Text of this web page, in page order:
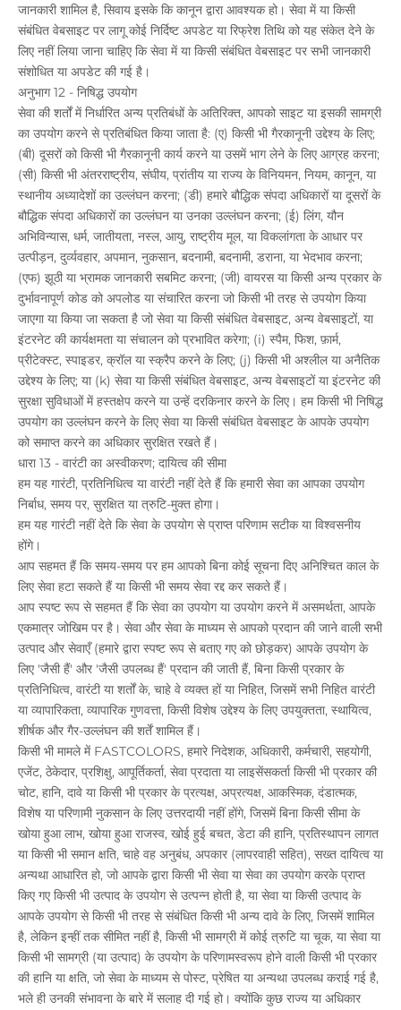
जानकारी शामिल है, सिवाय इसके कि कानून द्वारा आवश्यक हो। सेवा में या किसी
संबंधित वेबसाइट पर लागू कोई निर्दिष्ट अपडेट या रिफ्रेश तिथि को यह संकेत देने के
लिए नहीं लिया जाना चाहिए कि सेवा में या किसी संबंधित वेबसाइट पर सभी जानकारी
संशोधित या अपडेट की गई है।
अनुभाग 12 - निषिद्ध उपयोग
सेवा की शर्तों में निर्धारित अन्य प्रतिबंधों के अतिरिक्त, आपको साइट या इसकी सामग्री
का उपयोग करने से प्रतिबंधित किया जाता है: (ए) किसी भी गैरकानूनी उद्देश्य के लिए;
(बी) दूसरों को किसी भी गैरकानूनी कार्य करने या उसमें भाग लेने के लिए आग्रह करना;
(सी) किसी भी अंतरराष्ट्रीय, संघीय, प्रांतीय या राज्य के विनियमन, नियम, कानून, या
स्थानीय अध्यादेशों का उल्लंघन करना; (डी) हमारे बौद्धिक संपदा अधिकारों या दूसरों के
बौद्धिक संपदा अधिकारों का उल्लंघन या उनका उल्लंघन करना; (ई) लिंग, यौन
अभिविन्यास, धर्म, जातीयता, नस्ल, आयु, राष्ट्रीय मूल, या विकलांगता के आधार पर
उत्पीड़न, दुर्व्यवहार, अपमान, नुकसान, बदनामी, बदनामी, डराना, या भेदभाव करना;
(एफ) झूठी या भ्रामक जानकारी सबमिट करना; (जी) वायरस या किसी अन्य प्रकार के
दुर्भावनापूर्ण कोड को अपलोड या संचारित करना जो किसी भी तरह से उपयोग किया
जाएगा या किया जा सकता है जो सेवा या किसी संबंधित वेबसाइट, अन्य वेबसाइटों, या
इंटरनेट की कार्यक्षमता या संचालन को प्रभावित करेगा; (i) स्पैम, फिश, फ़ार्म,
प्रीटेक्स्ट, स्पाइडर, क्रॉल या स्क्रैप करने के लिए; (j) किसी भी अश्लील या अनैतिक
उद्देश्य के लिए; या (k) सेवा या किसी संबंधित वेबसाइट, अन्य वेबसाइटों या इंटरनेट की
सुरक्षा सुविधाओं में हस्तक्षेप करने या उन्हें दरकिनार करने के लिए। हम किसी भी निषिद्ध
उपयोग का उल्लंघन करने के लिए सेवा या किसी संबंधित वेबसाइट के आपके उपयोग
को समाप्त करने का अधिकार सुरक्षित रखते हैं।
धारा 13 - वारंटी का अस्वीकरण; दायित्व की सीमा
हम यह गारंटी, प्रतिनिधित्व या वारंटी नहीं देते हैं कि हमारी सेवा का आपका उपयोग
निर्बाध, समय पर, सुरक्षित या त्रुटि-मुक्त होगा।
हम यह गारंटी नहीं देते कि सेवा के उपयोग से प्राप्त परिणाम सटीक या विश्वसनीय
होंगे।
आप सहमत हैं कि समय-समय पर हम आपको बिना कोई सूचना दिए अनिश्चित काल के
लिए सेवा हटा सकते हैं या किसी भी समय सेवा रद्द कर सकते हैं।
आप स्पष्ट रूप से सहमत हैं कि सेवा का उपयोग या उपयोग करने में असमर्थता, आपके
एकमात्र जोखिम पर है। सेवा और सेवा के माध्यम से आपको प्रदान की जाने वाली सभी
उत्पाद और सेवाएँ (हमारे द्वारा स्पष्ट रूप से बताए गए को छोड़कर) आपके उपयोग के
लिए 'जैसी हैं' और 'जैसी उपलब्ध हैं' प्रदान की जाती हैं, बिना किसी प्रकार के
प्रतिनिधित्व, वारंटी या शर्तों के, चाहे वे व्यक्त हों या निहित, जिसमें सभी निहित वारंटी
या व्यापारिकता, व्यापारिक गुणवत्ता, किसी विशेष उद्देश्य के लिए उपयुक्तता, स्थायित्व,
शीर्षक और गैर-उल्लंघन की शर्तें शामिल हैं।
किसी भी मामले में FASTCOLORS, हमारे निदेशक, अधिकारी, कर्मचारी, सहयोगी,
एजेंट, ठेकेदार, प्रशिक्षु, आपूर्तिकर्ता, सेवा प्रदाता या लाइसेंसकर्ता किसी भी प्रकार की
चोट, हानि, दावे या किसी भी प्रकार के प्रत्यक्ष, अप्रत्यक्ष, आकस्मिक, दंडात्मक,
विशेष या परिणामी नुकसान के लिए उत्तरदायी नहीं होंगे, जिसमें बिना किसी सीमा के
खोया हुआ लाभ, खोया हुआ राजस्व, खोई हुई बचत, डेटा की हानि, प्रतिस्थापन लागत
या किसी भी समान क्षति, चाहे वह अनुबंध, अपकार (लापरवाही सहित), सख्त दायित्व या
अन्यथा आधारित हो, जो आपके द्वारा किसी भी सेवा या सेवा का उपयोग करके प्राप्त
किए गए किसी भी उत्पाद के उपयोग से उत्पन्न होती है, या सेवा या किसी उत्पाद के
आपके उपयोग से किसी भी तरह से संबंधित किसी भी अन्य दावे के लिए, जिसमें शामिल
है, लेकिन इन्हीं तक सीमित नहीं है, किसी भी सामग्री में कोई त्रुटि या चूक, या सेवा या
किसी भी सामग्री (या उत्पाद) के उपयोग के परिणामस्वरूप होने वाली किसी भी प्रकार
की हानि या क्षति, जो सेवा के माध्यम से पोस्ट, प्रेषित या अन्यथा उपलब्ध कराई गई है,
भले ही उनकी संभावना के बारे में सलाह दी गई हो। क्योंकि कुछ राज्य या अधिकार